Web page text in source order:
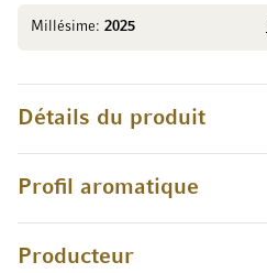
Millésime: 2025
Détails du produit
Profil aromatique
Producteur